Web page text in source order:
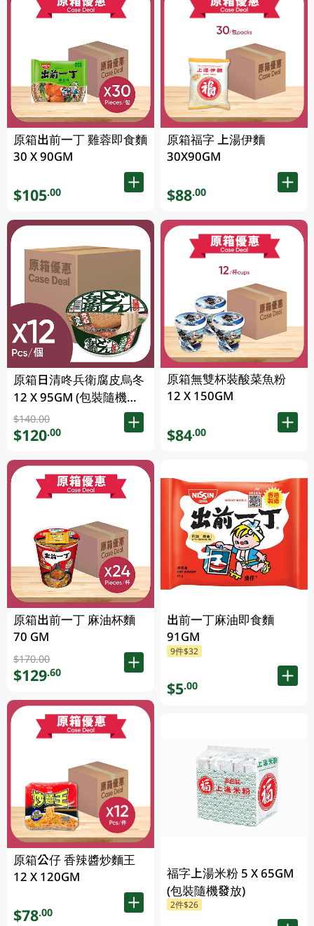
原箱出前一丁 雞蓉即食麵
30 X 90GM
$105.00
原箱日清咚兵衛腐皮烏冬
12 X 95GM (包裝隨機發
放) (有效期至2026年8月
9號)
$140.00
$120.00
原箱出前一丁 麻油杯麵
70 GM
$170.00
$129.60
原箱公仔 香辣醬炒麵王
12 X 120GM
$78.00
原箱福字 上湯伊麵
30X90GM
$88.00
原箱無雙杯裝酸菜魚粉
12 X 150GM
$84.00
出前一丁麻油即食麵
91GM
9件$32
$5.00
福字上湯米粉 5 X 65GM
(包裝隨機發放)
2件$26